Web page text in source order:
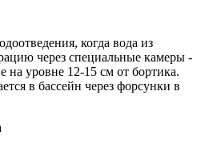
когда вода из
через специальные камеры -
уровне 12-15 см от бортика.
в бассейн через форсунки в